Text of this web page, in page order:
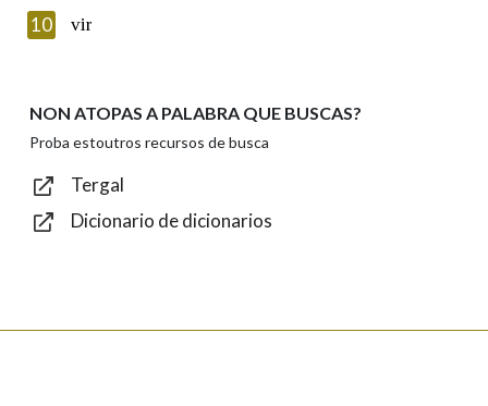
Enviar
10 vir
NON ATOPAS A PALABRA QUE BUSCAS?
Proba estoutros recursos de busca
Tergal
Dicionario de dicionarios